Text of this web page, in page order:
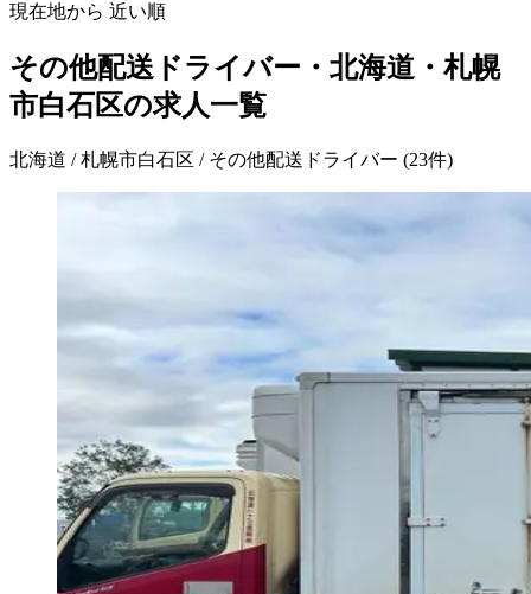
現在地から 近い順
その他配送ドライバー・北海道・札幌
市白石区の求人一覧
北海道 / 札幌市白石区 / その他配送ドライバー (23件)